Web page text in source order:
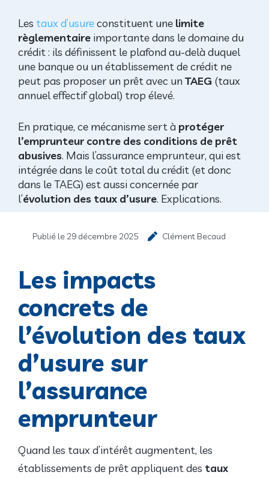
Les taux d’usureconstituent une limite
règlementaire importante dans le domaine du
crédit : ils définissent le plafond au-delà duquel
une banque ou un établissement de crédit ne
peut pas proposer un prêt avec un TAEG (taux
annuel effectif global) trop élevé.
En pratique, ce mécanisme sert à protéger
l’emprunteur contre des conditions de prêt
abusives. Mais l’assurance emprunteur, qui est
intégrée dans le coût total du crédit (et donc
dans le TAEG) est aussi concernée par
l’évolution des taux d’usure. Explications.
Publié le 29 décembre 2025 Clément Becaud
Les impacts
concrets de
l’évolution des taux
d’usure sur
l’assurance
emprunteur
Quand les taux d’intérêt augmentent, les
établissements de prêt appliquent des taux